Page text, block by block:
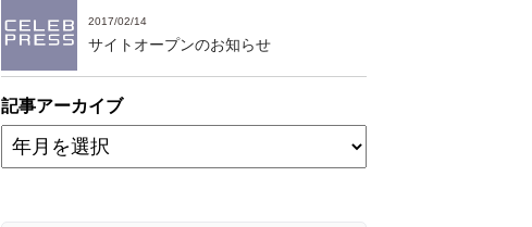
2017/02/14
サイトオープンのお知らせ
記事アーカイブ